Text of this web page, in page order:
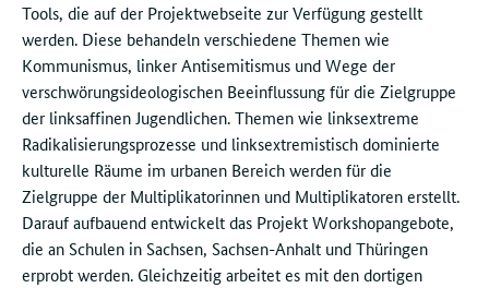
Tools, die auf der Projektwebseite zur Verfügung gestellt
werden. Diese behandeln verschiedene Themen wie
Kommunismus, linker Antisemitismus und Wege der
verschwörungsideologischen Beeinflussung für die Zielgruppe
der linksaffinen Jugendlichen. Themen wie linksextreme
Radikalisierungsprozesse und linksextremistisch dominierte
kulturelle Räume im urbanen Bereich werden für die
Zielgruppe der Multiplikatorinnen und Multiplikatoren erstellt.
Darauf aufbauend entwickelt das Projekt Workshopangebote,
die an Schulen in Sachsen, Sachsen-Anhalt und Thüringen
erprobt werden. Gleichzeitig arbeitet es mit den dortigen